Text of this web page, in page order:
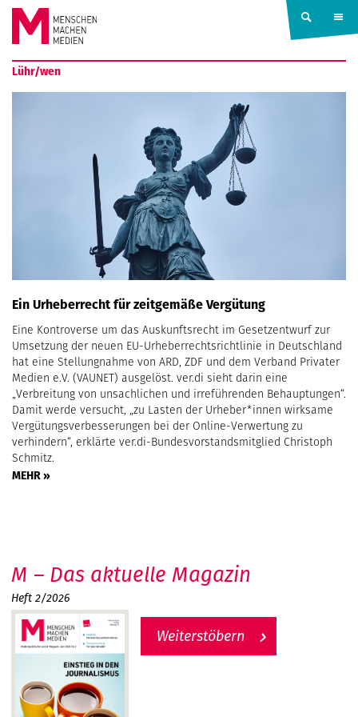
Springe zum Inhalt
MENSCHEN
MACHEN
MEDIEN
Lühr/wen
Ein Urheberrecht für zeitgemäße Vergütung
Eine Kontroverse um das Auskunftsrecht im Gesetzentwurf zur
Umsetzung der neuen EU-Urheberrechtsrichtlinie in Deutschland
hat eine Stellungnahme von ARD, ZDF und dem Verband Privater
Medien e.V. (VAUNET) ausgelöst. ver.di sieht darin eine
„Verbreitung von unsachlichen und irreführenden Behauptungen“.
Damit werde versucht, „zu Lasten der Urheber*innen wirksame
Vergütungsverbesserungen bei der Online-Verwertung zu
verhindern“, erklärte ver.di-Bundesvorstandsmitglied Christoph
Schmitz.
MEHR »
M – Das aktuelle Magazin
Heft 2/2026
Weiterstöbern